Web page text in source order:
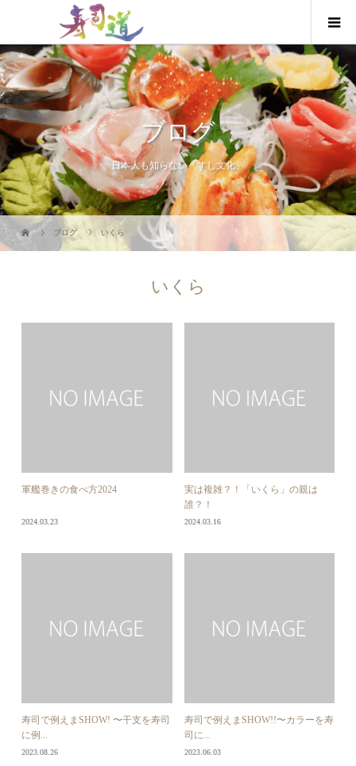
ブログ
日本人も知らない「すし文化」
ブログ いくら
いくら
軍艦巻きの食べ方2024
2024.03.23
実は複雑？！「いくら」の親は
誰？！
2024.03.16
寿司で例えまSHOW! 〜干支を寿司
に例...
2023.08.26
寿司で例えまSHOW!!〜カラーを寿
司に...
2023.06.03